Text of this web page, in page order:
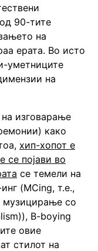
90-тите
на
ерата. Во исто
уметниците
на
изговарање
како
хип-хопот е
се појави во
се темели на
(MCing, т.е.,
музицирање со
B-boying
овие
стилот на